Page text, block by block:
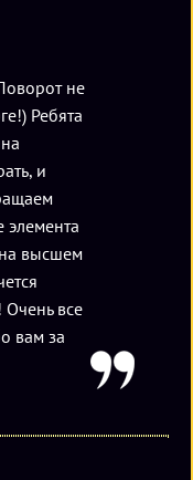
не
Ребята
и
на высшем
Очень все
вам за